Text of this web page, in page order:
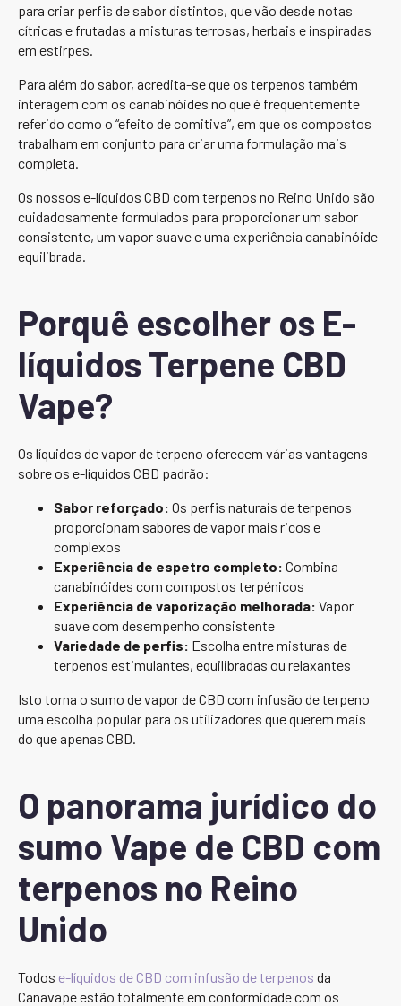
para criar perfis de sabor distintos, que vão desde notas
cítricas e frutadas a misturas terrosas, herbais e inspiradas
em estirpes.
Para além do sabor, acredita-se que os terpenos também
interagem com os canabinóides no que é frequentemente
referido como o “efeito de comitiva”, em que os compostos
trabalham em conjunto para criar uma formulação mais
completa.
Os nossos e-líquidos CBD com terpenos no Reino Unido são
cuidadosamente formulados para proporcionar um sabor
consistente, um vapor suave e uma experiência canabinóide
equilibrada.
Porquê escolher os E-
líquidos Terpene CBD
Vape?
Os líquidos de vapor de terpeno oferecem várias vantagens
sobre os e-líquidos CBD padrão:
Sabor reforçado: Os perfis naturais de terpenos
proporcionam sabores de vapor mais ricos e
complexos
Experiência de espetro completo: Combina
canabinóides com compostos terpénicos
Experiência de vaporização melhorada: Vapor
suave com desempenho consistente
Variedade de perfis: Escolha entre misturas de
terpenos estimulantes, equilibradas ou relaxantes
Isto torna o sumo de vapor de CBD com infusão de terpeno
uma escolha popular para os utilizadores que querem mais
do que apenas CBD.
O panorama jurídico do
sumo Vape de CBD com
terpenos no Reino
Unido
Todos e-líquidos de CBD com infusão de terpenos da
Canavape estão totalmente em conformidade com os